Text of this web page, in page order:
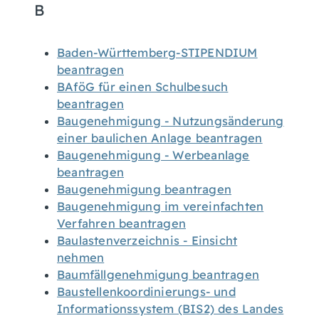
B
Baden-Württemberg-STIPENDIUM
beantragen
BAföG für einen Schulbesuch
beantragen
Baugenehmigung - Nutzungsänderung
einer baulichen Anlage beantragen
Baugenehmigung - Werbeanlage
beantragen
Baugenehmigung beantragen
Baugenehmigung im vereinfachten
Verfahren beantragen
Baulastenverzeichnis - Einsicht
nehmen
Baumfällgenehmigung beantragen
Baustellenkoordinierungs- und
Informationssystem (BIS2) des Landes